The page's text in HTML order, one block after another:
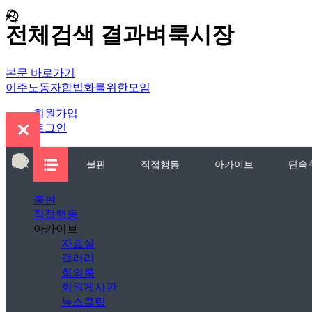
전체검색 결과벼룩시장
본문 바로가기
이주노동자합법화를위한모임
회원가입
로그인
불판 직접행동 아카이브 단속
불판
직접행동
아카이브
자료실
갤러리
회의록
회원게시판
뉴스클립